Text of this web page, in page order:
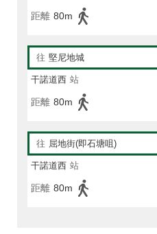
距離 80m
往 堅尼地城
干諾道西 站
距離 80m
往 屈地街(即石塘咀)
干諾道西 站
距離 80m